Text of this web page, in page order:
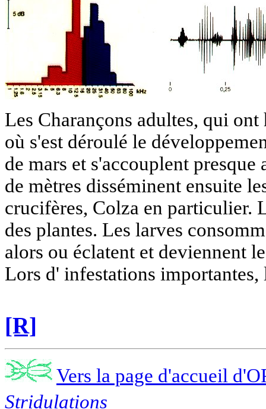
Les Charançons adultes, qui
où s'est déroulé le
de mars et s'accouplent
de mètres disséminent ensuite
crucifères, Colza en particulier.
des plantes. Les larves
alors ou éclatent et deviennent
Lors d' infestations
[R]
Vers la page d'accueil
Stridulations